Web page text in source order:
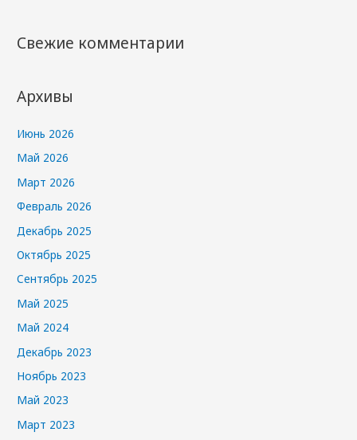
Свежие комментарии
Архивы
Июнь 2026
Май 2026
Март 2026
Февраль 2026
Декабрь 2025
Октябрь 2025
Сентябрь 2025
Май 2025
Май 2024
Декабрь 2023
Ноябрь 2023
Май 2023
Март 2023